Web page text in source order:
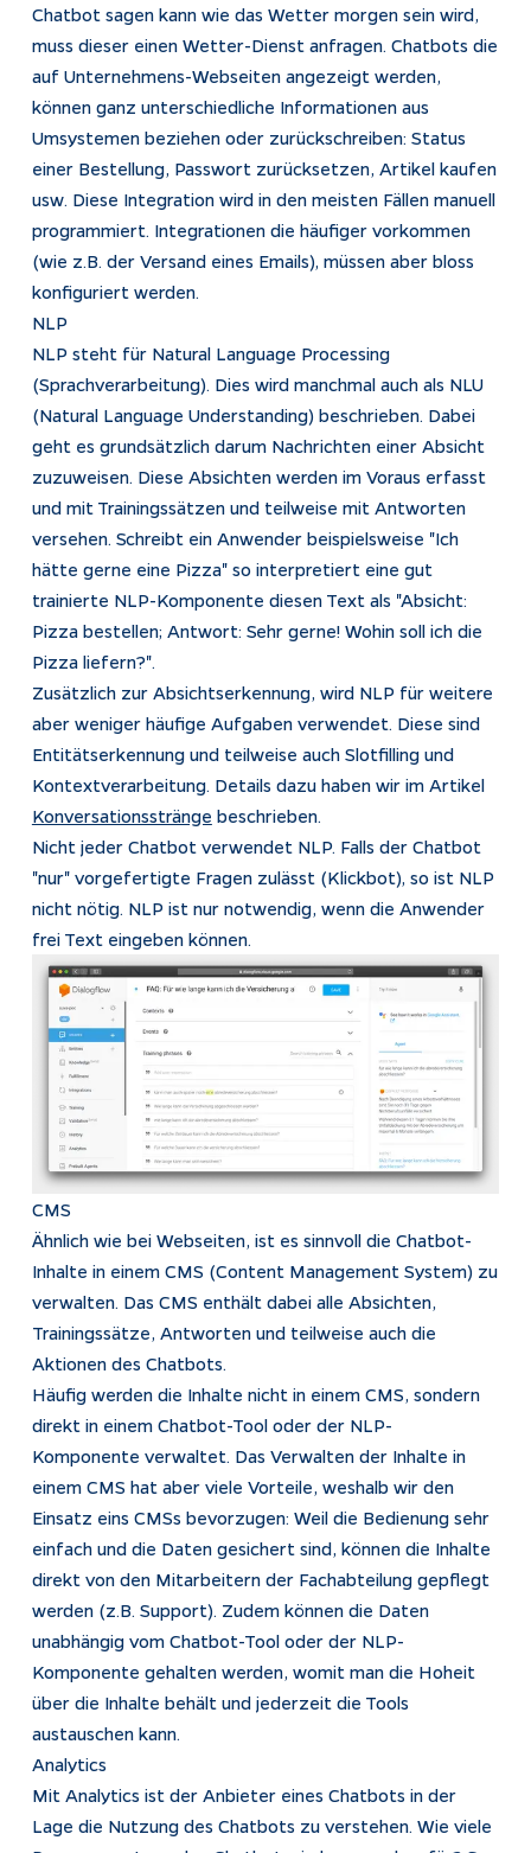
Chatbot sagen kann wie das Wetter morgen sein wird,
muss dieser einen Wetter-Dienst anfragen. Chatbots die
auf Unternehmens-Webseiten angezeigt werden,
können ganz unterschiedliche Informationen aus
Umsystemen beziehen oder zurückschreiben: Status
einer Bestellung, Passwort zurücksetzen, Artikel kaufen
usw. Diese Integration wird in den meisten Fällen manuell
programmiert. Integrationen die häufiger vorkommen
(wie z.B. der Versand eines Emails), müssen aber bloss
konfiguriert werden.
NLP
NLP steht für Natural Language Processing
(Sprachverarbeitung). Dies wird manchmal auch als NLU
(Natural Language Understanding) beschrieben. Dabei
geht es grundsätzlich darum Nachrichten einer Absicht
zuzuweisen. Diese Absichten werden im Voraus erfasst
und mit Trainingssätzen und teilweise mit Antworten
versehen. Schreibt ein Anwender beispielsweise "Ich
hätte gerne eine Pizza" so interpretiert eine gut
trainierte NLP-Komponente diesen Text als "Absicht:
Pizza bestellen; Antwort: Sehr gerne! Wohin soll ich die
Pizza liefern?".
Zusätzlich zur Absichtserkennung, wird NLP für weitere
aber weniger häufige Aufgaben verwendet. Diese sind
Entitätserkennung und teilweise auch Slotfilling und
Kontextverarbeitung. Details dazu haben wir im Artikel
Konversationsstränge beschrieben.
Nicht jeder Chatbot verwendet NLP. Falls der Chatbot
"nur" vorgefertigte Fragen zulässt (Klickbot), so ist NLP
nicht nötig. NLP ist nur notwendig, wenn die Anwender
frei Text eingeben können.
CMS
Ähnlich wie bei Webseiten, ist es sinnvoll die Chatbot-
Inhalte in einem CMS (Content Management System) zu
verwalten. Das CMS enthält dabei alle Absichten,
Trainingssätze, Antworten und teilweise auch die
Aktionen des Chatbots.
Häufig werden die Inhalte nicht in einem CMS, sondern
direkt in einem Chatbot-Tool oder der NLP-
Komponente verwaltet. Das Verwalten der Inhalte in
einem CMS hat aber viele Vorteile, weshalb wir den
Einsatz eins CMSs bevorzugen: Weil die Bedienung sehr
einfach und die Daten gesichert sind, können die Inhalte
direkt von den Mitarbeitern der Fachabteilung gepflegt
werden (z.B. Support). Zudem können die Daten
unabhängig vom Chatbot-Tool oder der NLP-
Komponente gehalten werden, womit man die Hoheit
über die Inhalte behält und jederzeit die Tools
austauschen kann.
Analytics
Mit Analytics ist der Anbieter eines Chatbots in der
Lage die Nutzung des Chatbots zu verstehen. Wie viele